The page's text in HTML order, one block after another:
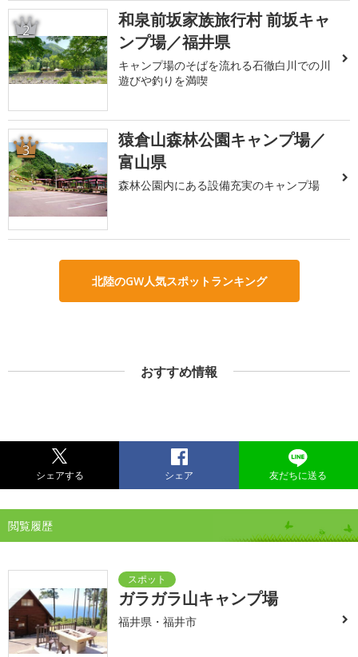
2
和泉前坂家族旅行村 前坂キャ
ンプ場／福井県
キャンプ場のそばを流れる石徹白川での川
遊びや釣りを満喫
3
猿倉山森林公園キャンプ場／
富山県
森林公園内にある設備充実のキャンプ場
北陸のGW人気スポットランキング
おすすめ情報
シェアする シェア 友だちに送る
閲覧履歴
ガラガラ山キャンプ場
福井県・福井市